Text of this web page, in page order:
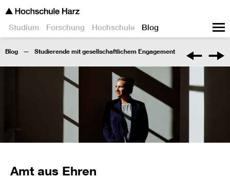
Studium Forschung Hochschule Blog
Blog Studierende mit gesellschaftlichem Engagement
Amt aus Ehren